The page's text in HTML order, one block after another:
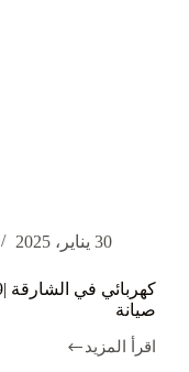
30 يناير، 2025
صيانة
اقرأ المزيد
كهربائي